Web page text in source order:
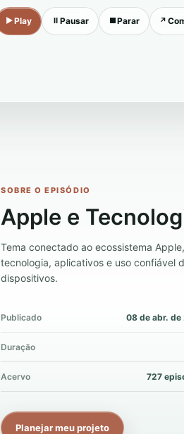
▶Play Ⅱ Pausar ■Parar ↗
SOBRE O EPISÓDIO
Apple e
Tema conectado ao ecossistema Apple,
tecnologia, aplicativos e uso confiável
dispositivos.
Publicado 08 de abr. de
Duração
Acervo 727
Planejar meu projeto